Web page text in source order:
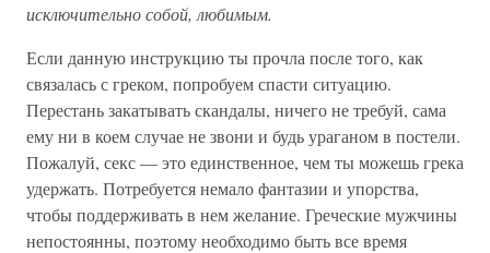
исключительно собой, любимым.
Если данную инструкцию ты прочла после того, как
связалась с греком, попробуем спасти ситуацию.
Перестань закатывать скандалы, ничего не требуй, сама
ему ни в коем случае не звони и будь ураганом в постели.
Пожалуй, секс — это единственное, чем ты можешь грека
удержать. Потребуется немало фантазии и упорства,
чтобы поддерживать в нем желание. Греческие мужчины
непостоянны, поэтому необходимо быть все время